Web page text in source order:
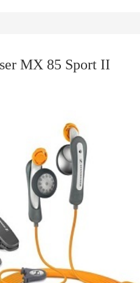
MX 85 Sport II